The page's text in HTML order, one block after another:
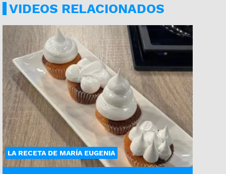
VIDEOS RELACIONADOS
LA RECETA DE MARÍA EUGENIA